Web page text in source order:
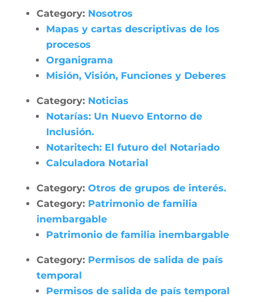
Category: Nosotros
Mapas y cartas descriptivas de los
procesos
Organigrama
Misión, Visión, Funciones y Deberes
Category: Noticias
Notarías: Un Nuevo Entorno de
Inclusión.
Notaritech: El futuro del Notariado
Calculadora Notarial
Category: Otros de grupos de interés.
Category: Patrimonio de familia
inembargable
Patrimonio de familia inembargable
Category: Permisos de salida de país
temporal
Permisos de salida de país temporal